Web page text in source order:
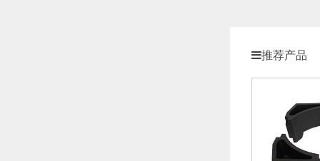
推荐产品